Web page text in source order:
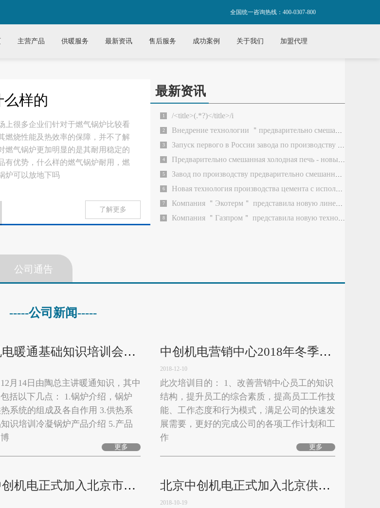
全国统一咨询热线：400-0307-800
主营产品 供暖服务 最新资讯 售后服务 成功案例 关于我们 加盟代理
么样的
上很多企业们针对于燃气锅炉比较看
燃烧性能及热效率的保障，并不了解
燃气锅炉更加明显的是其耐用稳定的
有优势，什么样的燃气锅炉耐用，燃
炉可以放地下吗
了解更多
最新资讯
1 /<title>(.*?)</title>/i
2 Внедрение технологии ＂предварительно смешанной холодн
3 Запуск первого в России завода по производству цемента
4 Предварительно смешанная холодная печь - новый этап в пр
5 Завод по производству предварительно смешанной холодно
6 Новая технология производства цемента с использованием
7 Компания ＂Экотерм＂ представила новую линейку котлов н
8 Компания ＂Газпром＂ представила новую технологию повыш
公司通告
-----公司新闻-----
中创机电暖通基础知识培训会第二天
月14日由陶总主讲暖通知识，其中
括以下几点： 1.锅炉介绍，锅炉
系统的组成及各自作用 3.供热系
识培训冷凝锅炉产品介绍 5.产品
更多
中创机电营销中心2018年冬季员工培训第一阶段
2018-12-10
此次培训目的： 1、改善营销中心员工的知识
结构，提升员工的综合素质，提高员工工作技
能、工作态度和行为模式，满足公司的快速发
展需要，更好的完成公司的各项工作计划和工
作
更多
北京中创机电正式加入北京市环境保护产业协会 北京中创机电正式加入北京供热协会
2018-10-19